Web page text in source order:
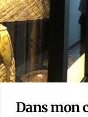
Dans mon